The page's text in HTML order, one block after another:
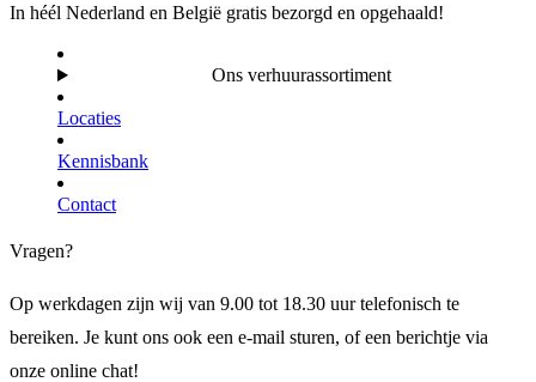
In héél Nederland en België gratis bezorgd en opgehaald!
Ons verhuurassortiment
Locaties
Kennisbank
Contact
Vragen?
Op werkdagen zijn wij van 9.00 tot 18.30 uur telefonisch te
bereiken. Je kunt ons ook een e-mail sturen, of een berichtje via
onze online chat!